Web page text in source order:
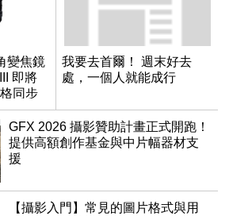
變焦鏡
即將
同步
我要去首爾！ 週末好去
處，一個人就能成行
GFX 2026 攝影贊助計畫正式開跑！
提供高額創作基金與中片幅器材支
援
【攝影入門】常見的圖片格式與用